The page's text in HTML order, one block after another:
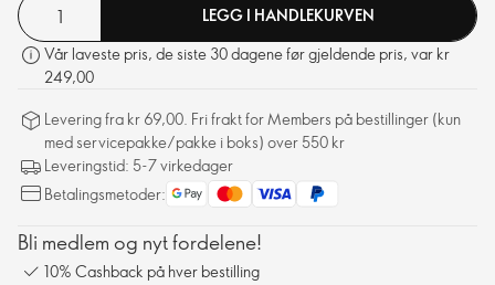
LEGG I HANDLEKURVEN
Vår laveste pris, de siste 30 dagene før gjeldende pris, var kr
249,00
Levering fra kr 69,00. Fri frakt for Members på bestillinger (kun
med servicepakke/pakke i boks) over 550 kr
Leveringstid: 5-7 virkedager
Betalingsmetoder:
Bli medlem og nyt fordelene!
10% Cashback på hver bestilling